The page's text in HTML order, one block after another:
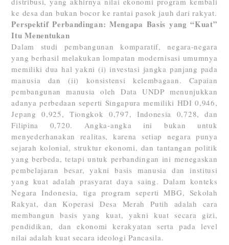
ke desa dan bukan bocor ke rantai pasok jauh dari rakyat.
Perspektif Perbandingan: Mengapa Basis yang “Kuat”
Itu Menentukan
Dalam studi pembangunan komparatif, negara-negara
yang berhasil melakukan lompatan modernisasi umumnya
memiliki dua hal yakni (i) investasi jangka panjang pada
manusia dan (ii) konsistensi kelembagaan. Capaian
pembangunan manusia oleh Data UNDP menunjukkan
adanya perbedaan seperti Singapura memiliki HDI 0,946,
Jepang 0,925, Tiongkok 0,797, Indonesia 0,728, dan
Filipina 0,720. Angka-angka ini bukan untuk
menyederhanakan realitas, karena setiap negara punya
sejarah kolonial, struktur ekonomi, dan tantangan politik
yang berbeda, tetapi untuk perbandingan ini menegaskan
pembelajaran besar, yakni basis manusia dan institusi
yang kuat adalah prasyarat daya saing. Dalam konteks
Negara Indonesia, tiga program seperti MBG, Sekolah
Rakyat, dan Koperasi Desa Merah Putih adalah cara
membangun basis yang kuat, yakni kuat secara gizi,
pendidikan, dan ekonomi kerakyatan serta pada level
nilai adalah kuat secara ideologi Pancasila.